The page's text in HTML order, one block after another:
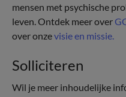
mensen met psychische
leven. Ontdek meer over
over onzevisie en missie.
Solliciteren
Wil je meer inhoudelijke